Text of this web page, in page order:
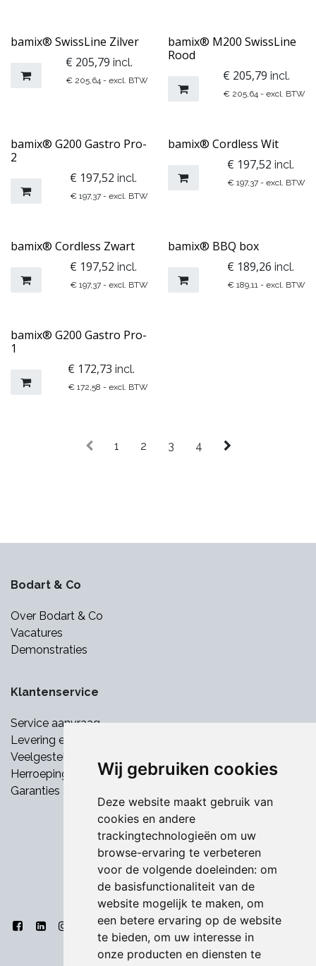
Wij gebruiken cookies
Deze website maakt gebruik van
cookies en andere
trackingtechnologieën om uw
browse-ervaring te verbeteren
voor de volgende doeleinden: om
de basisfunctionaliteit van de
website mogelijk te maken, om
een betere ervaring op de website
te bieden, om uw interesse in
onze producten en diensten te
​bamix® SwissLine Zilver
€ 205,79 incl.
€ 205,64 - excl. BTW
​bamix® M200 SwissLine
Rood
€ 205,79 incl.
€ 205,64 - excl. BTW
bamix® G200 Gastro Pro-
2
€ 197,52 incl.
€ 197,37- excl. BTW
​​bamix® Cordless Wit
€ 197,52 incl.
€ 197,37- excl. BTW
​​bamix® Cordless Zwart
€ 197,52 incl.
€ 197,37- excl. BTW
bamix® BBQ box
€ 189,26 incl.
€ 189,11 - excl. BTW
bamix® G200 Gastro Pro-
1
€ 172,73 incl.
€ 172,58 - excl. BTW
1 2 3 4
Bodart & Co
Over Bodart & Co
Vacatures
Demonstraties
Klantenservice
Service aanvraag
Levering en betaling
Veelgestelde vragen
Herroepingsrecht
Garanties